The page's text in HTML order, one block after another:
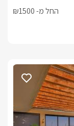
החל מ- ₪1500